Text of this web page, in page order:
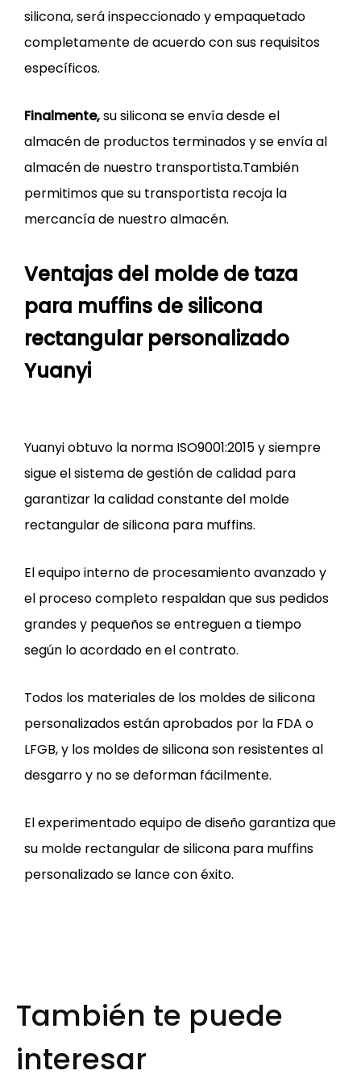
silicona, será inspeccionado y empaquetado
completamente de acuerdo con sus requisitos
específicos.
Finalmente,su silicona se envía desde el
almacén de productos terminados y se envía al
almacén de nuestro transportista.También
permitimos que su transportista recoja la
mercancía de nuestro almacén.
Ventajas del molde de taza
para muffins de silicona
rectangular personalizado
Yuanyi
Yuanyi obtuvo la norma ISO9001:2015 y siempre
sigue el sistema de gestión de calidad para
garantizar la calidad constante del molde
rectangular de silicona para muffins.
El equipo interno de procesamiento avanzado y
el proceso completo respaldan que sus pedidos
grandes y pequeños se entreguen a tiempo
según lo acordado en el contrato.
Todos los materiales de los moldes de silicona
personalizados están aprobados por la FDA o
LFGB, y los moldes de silicona son resistentes al
desgarro y no se deforman fácilmente.
El experimentado equipo de diseño garantiza que
su molde rectangular de silicona para muffins
personalizado se lance con éxito.
También te puede
interesar